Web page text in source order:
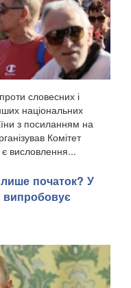
словесних і
національних
з посиланням на
Комітет
є висловлення...
початок? У